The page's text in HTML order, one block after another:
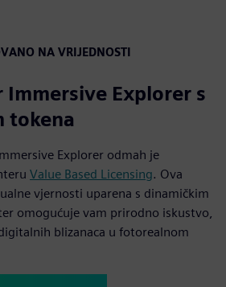
NA VRIJEDNOSTI
Immersive Explorer s
tokena
Explorer odmah je
Value Based Licensing. Ova
vjernosti uparena s dinamičkim
omogućuje vam prirodno iskustvo,
blizanaca u fotorealnom